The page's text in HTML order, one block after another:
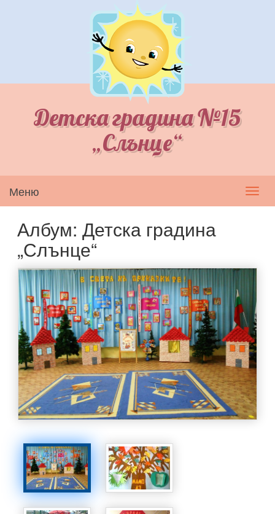
Детска градина №15
„Слънце“
Меню
Албум: Детска градина
„Слънце“